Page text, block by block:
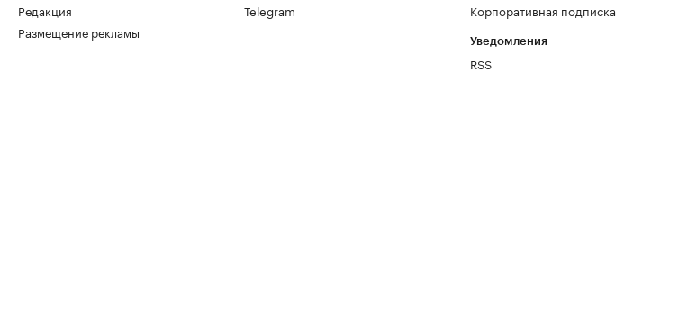
Редакция
Размещение рекламы
Telegram
Корпоративная подписка
Уведомления
RSS